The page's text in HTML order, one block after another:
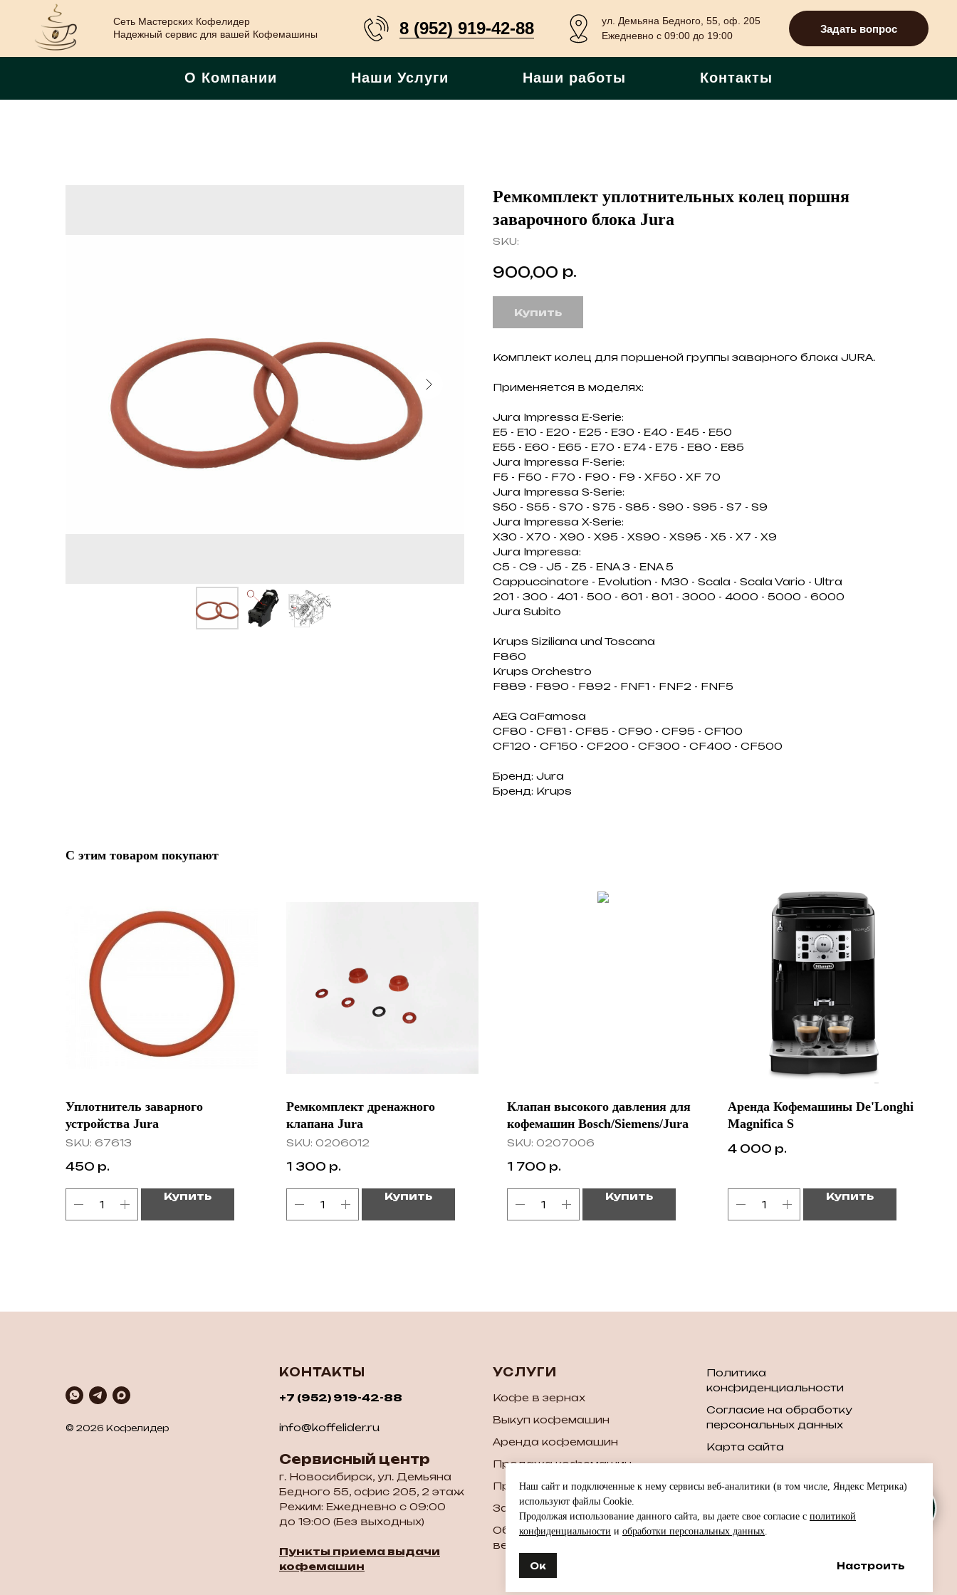
Сеть Мастерских Кофелидер
Надежный сервис для вашей Кофемашины
8 (952) 919-42-88
ул. Демьяна Бедного, 55, оф. 205
Ежедневно с 09:00 до 19:00
Задать вопрос
О Компании Наши Услуги Наши работы Контакты
Ремкомплект уплотнительных колец поршня
заварочного блока Jura
SKU:
900,00 р.
Купить
Комплект колец для поршеной группы заварного блока JURA.
Применяется в моделях:
Jura Impressa E-Serie:
E5 - E10 - E20 - E25 - E30 - E40 - E45 - E50
E55 - E60 - E65 - E70 - E74 - E75 - E80 - E85
Jura Impressa F-Serie:
F5 - F50 - F70 - F90 - F9 - XF50 - XF 70
Jura Impressa S-Serie:
S50 - S55 - S70 - S75 - S85 - S90 - S95 - S7 - S9
Jura Impressa X-Serie:
X30 - X70 - X90 - X95 - XS90 - XS95 - X5 - X7 - X9
Jura Impressa:
C5 - C9 - J5 - Z5 - ENA 3 - ENA 5
Cappuccinatore - Evolution - M30 - Scala - Scala Vario - Ultra
201 - 300 - 401 - 500 - 601 - 801 - 3000 - 4000 - 5000 - 6000
Jura Subito
Krups Siziliana und Toscana
F860
Krups Orchestro
F889 - F890 - F892 - FNF1 - FNF2 - FNF5
AEG CaFamosa
CF80 - CF81 - CF85 - CF90 - CF95 - CF100
CF120 - CF150 - CF200 - CF300 - CF400 - CF500
Бренд: Jura
Бренд: Krups
С этим товаром покупают
Уплотнитель заварного
устройства Jura
SKU: 67613
450 р.
Купить
Ремкомплект дренажного
клапана Jura
SKU: 0206012
1 300 р.
Купить
Клапан высокого давления для
кофемашин Bosch/Siemens/Jura
SKU: 0207006
1 700 р.
Купить
Аренда Кофемашины De'Longhi
Magnifica S
4 000 р.
Купить
© 2026 Кофелидер
КОНТАКТЫ
+7 (952) 919-42-88
info@koffelider.ru
Сервисный центр
г. Новосибирск, ул. Демьяна
Бедного 55, офис 205, 2 этаж
Режим: Ежедневно с 09:00
до 19:00 (Без выходных)
Пункты приема выдачи
кофемашин
УСЛУГИ
Кофе в зернах
Выкуп кофемашин
Аренда кофемашин
Продажа кофемашин
Продажа б/у кофемашин
Запчасти для кофемашин
Обслуживание и ремонт
вендинговых аппаратов
Политика
конфиденциальности
Согласие на обработку
персональных данных
Карта сайта
Наш сайт и подключенные к нему сервисы веб-аналитики (в том числе, Яндекс Метрика)
используют файлы Cookie.
Продолжая использование данного сайта, вы даете свое согласие с политикой
конфиденциальности и обработки персональных данных.
Ок Настроить